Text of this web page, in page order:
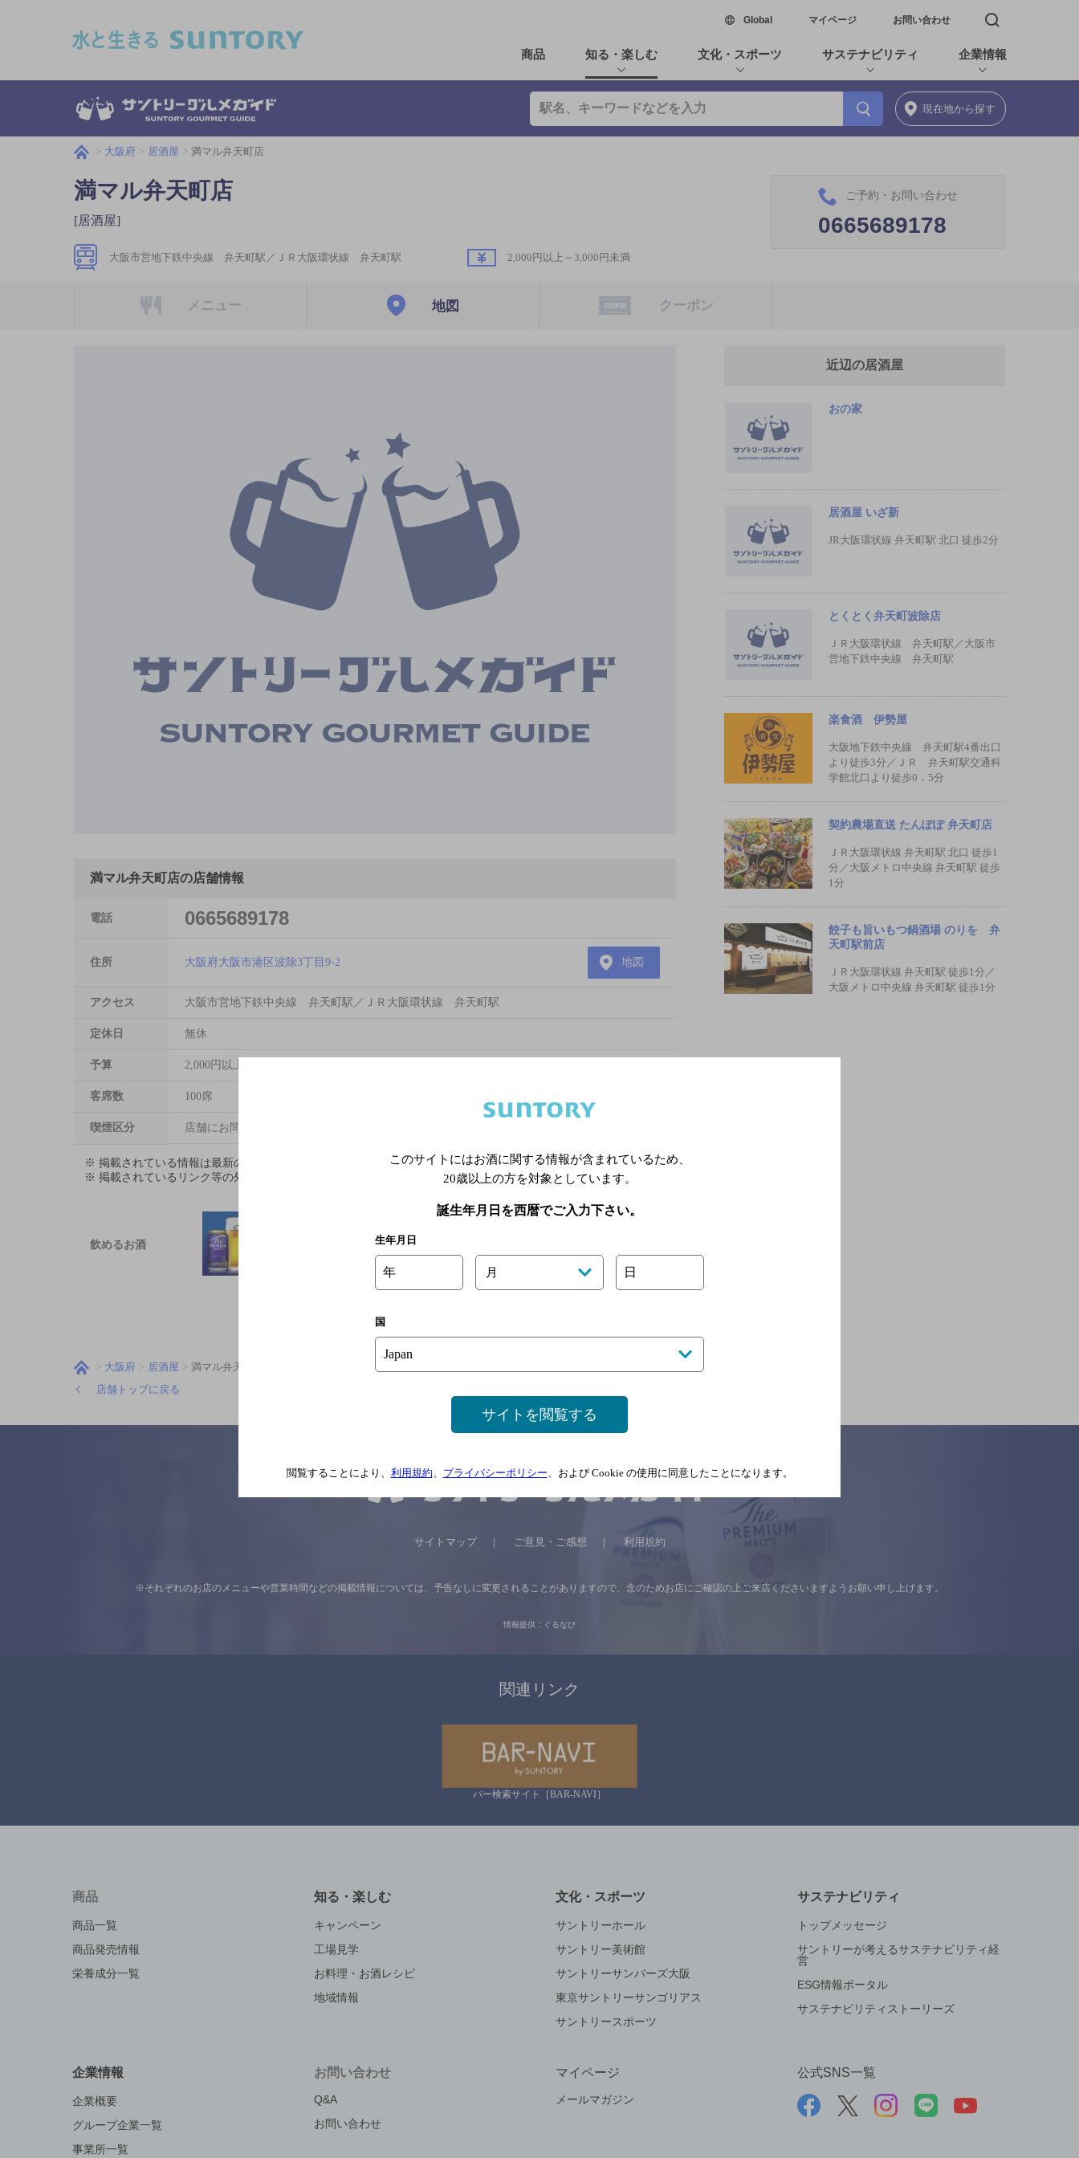
Global新しいウィンドウで開く
マイページ お問い合わせ 検索窓を開く
商品 知る・楽しむ 文化・スポーツ サステナビリティ 企業情報
現在地から探す
大阪府 居酒屋 満マル弁天町店
満マル弁天町店
[居酒屋]
大阪市営地下鉄中央線 弁天町駅／ＪＲ大阪環状線 弁天町駅 2,000円以上～3,000円未満
ご予約・お問い合わせ
0665689178
メニュー 地図 クーポン
満マル弁天町店の店舗情報
電話 0665689178
住所 大阪府大阪市港区波除3丁目9-2 地図
アクセス 大阪市営地下鉄中央線 弁天町駅／ＪＲ大阪環状線 弁天町駅
定休日 無休
予算 2,000円以上～3,000円未満
客席数 100席
喫煙区分 店舗にお問い合わせください
※ 掲載されている情報は最新の内容と異なる場合があります。詳しくはお店にお問い合わせください。
※ 掲載されているリンク等の外部コンテンツはお客様のご判断でご利用ください。
飲めるお酒
近辺の居酒屋
おの家
居酒屋 いざ新
JR大阪環状線 弁天町駅 北口 徒歩2分
とくとく弁天町波除店
ＪＲ大阪環状線 弁天町駅／大阪市
営地下鉄中央線 弁天町駅
楽食酒 伊勢屋
大阪地下鉄中央線 弁天町駅4番出口
より徒歩3分／ＪＲ 弁天町駅交通科
学館北口より徒歩0．5分
契約農場直送 たんぽぽ 弁天町店
ＪＲ大阪環状線 弁天町駅 北口 徒歩1
分／大阪メトロ中央線 弁天町駅 徒歩
1分
餃子も旨いもつ鍋酒場 のりを 弁
天町駅前店
ＪＲ大阪環状線 弁天町駅 徒歩1分／
大阪メトロ中央線 弁天町駅 徒歩1分
大阪府 居酒屋
満マル弁天町店
店舗トップに戻る
サイトマップ ご意見・ご感想 利用規約
※それぞれのお店のメニューや営業時間などの掲載情報については、 予告なしに変更されることがありますので、 念のためお店にご確認の上ご来店くださいますようお願い申し上げます。
情報提供：ぐるなび
関連リンク
バー検索サイト［BAR-NAVI］
商品
商品一覧
商品発売情報
栄養成分一覧
知る・楽しむ
キャンペーン
工場見学
お料理・お酒レシピ
地域情報
文化・スポーツ
サントリーホール
サントリー美術館
サントリーサンバーズ大阪
東京サントリーサンゴリアス
サントリースポーツ
サステナビリティ
トップメッセージ
サントリーが考えるサステナビリティ経
営
ESG情報ポータル
サステナビリティストーリーズ
企業情報
企業概要
グループ企業一覧
事業所一覧
お問い合わせ
Q&A
お問い合わせ
マイページ
メールマガジン
公式SNS一覧
このサイトにはお酒に関する情報が含まれているため、
20歳以上の方を対象としています。
誕生年月日を西暦でご入力下さい。
生年月日
年 月 日
国
サイトを閲覧する
閲覧することにより、 利用規約、 プライバシーポリシー、および Cookie の使用に同意したことになります。